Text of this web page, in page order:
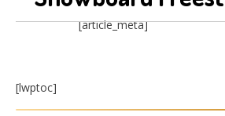
[article_meta]
[lwptoc]